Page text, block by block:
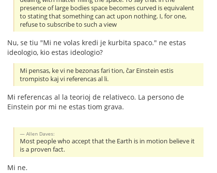
presence of large bodies space becomes curved is equivalent
to stating that something can act upon nothing. I, for one,
refuse to subscribe to such a view
Nu, se tiu "Mi ne volas kredi je kurbita spaco." ne estas
ideologio, kio estas ideologio?
Mi pensas, ke vi ne bezonas fari tion, ĉar Einstein estis
trompisto kaj vi referencas al li.
Mi referencas al la teorioj de relativeco. La persono de
Einstein por mi ne estas tiom grava.
Allen Daves:
Most people who accept that the Earth is in motion believe it
is a proven fact.
Mi ne.